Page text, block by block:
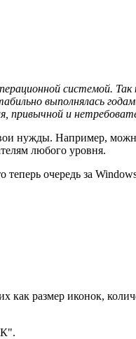
системой.
выполнялась
привычной и
нужды. Например,
любого уровня.
очередь за
размер иконок,